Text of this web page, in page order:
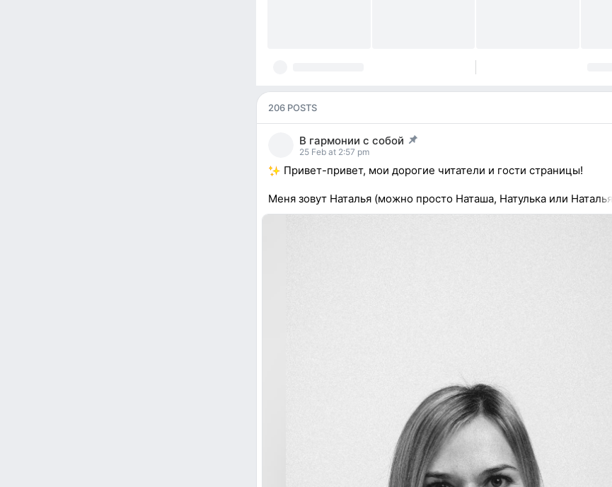
206 POSTS
В гармонии с собой
post pinned
25 Feb at 2:57 pm
Привет-привет, мои дорогие читатели и гости страницы!
Меня зовут Наталья (можно просто Наташа, Натулька или Наталья